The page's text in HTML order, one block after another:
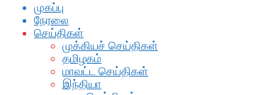
Menu
முகப்பு
நேரலை
செய்திகள்
முக்கியச் செய்திகள்
தமிழகம்
மாவட்ட செய்திகள்
இந்தியா